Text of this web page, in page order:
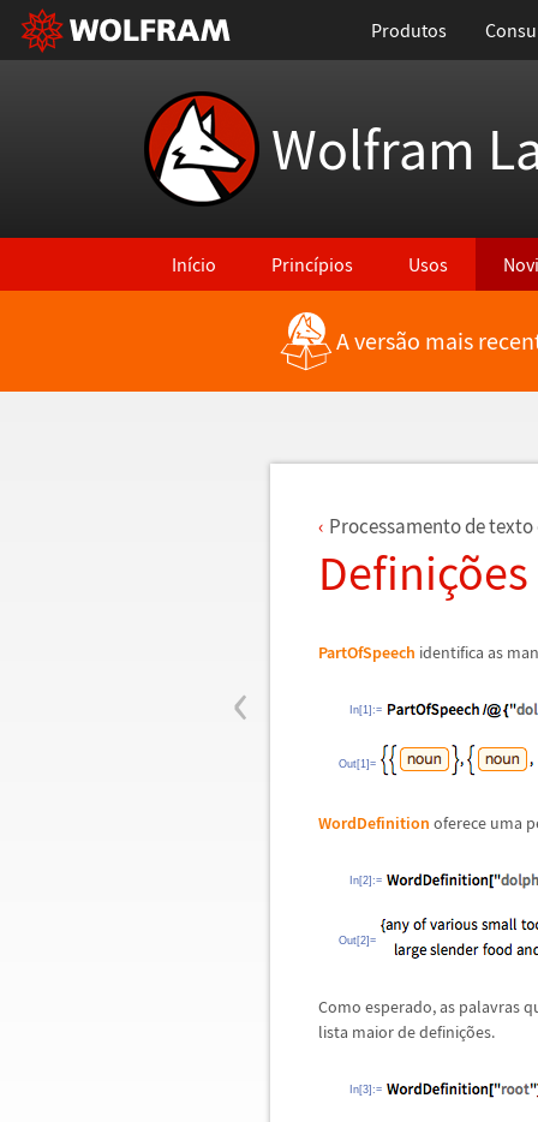
Produtos
Wolfram
Início Princípios Usos
Voltar para Últimas Novidades
A versão mais
‹
Processamento de
Definiçõ
PartOfSpeech identifica as
In[1]:=
Out[1]=
WordDefinition oferece uma
In[2]:=
Out[2]=
Como esperado, as palavras
lista maior de definições.
In[3]:=